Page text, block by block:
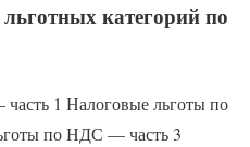
категорий по
1 Налоговые льготы по
по НДС — часть 3